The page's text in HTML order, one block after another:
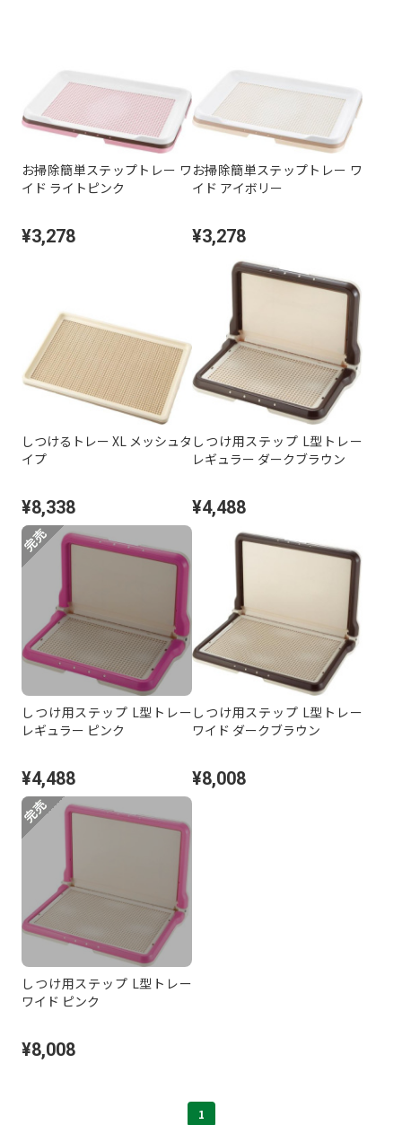
お掃除簡単ステップトレー ワ
イド ライトピンク
¥3,278
お掃除簡単ステップトレー ワ
イド アイボリー
¥3,278
しつけるトレー XL メッシュタ
イプ
¥8,338
しつけ用ステップ L型トレー
レギュラー ダークブラウン
¥4,488
しつけ用ステップ L型トレー
レギュラー ピンク
¥4,488
しつけ用ステップ L型トレー
ワイド ダークブラウン
¥8,008
しつけ用ステップ L型トレー
ワイド ピンク
¥8,008
1